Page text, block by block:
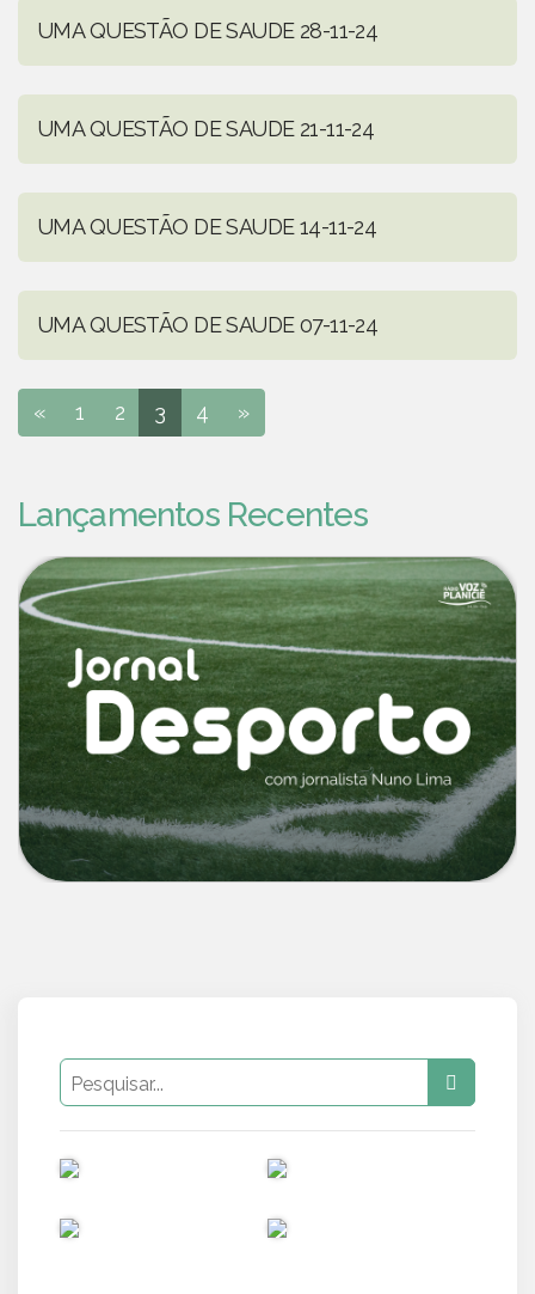
UMA QUESTÃO DE SAUDE 28-11-24
UMA QUESTÃO DE SAUDE 21-11-24
UMA QUESTÃO DE SAUDE 14-11-24
UMA QUESTÃO DE SAUDE 07-11-24
« 1 2 3 4 »
Lançamentos Recentes